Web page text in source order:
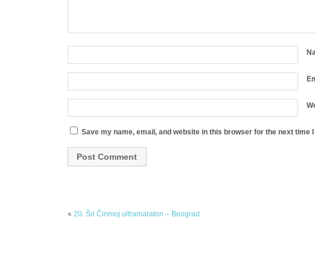
Save my name, email, and website in this browser for the next time
« 20. Šri Činmoj ultramaraton – Beograd